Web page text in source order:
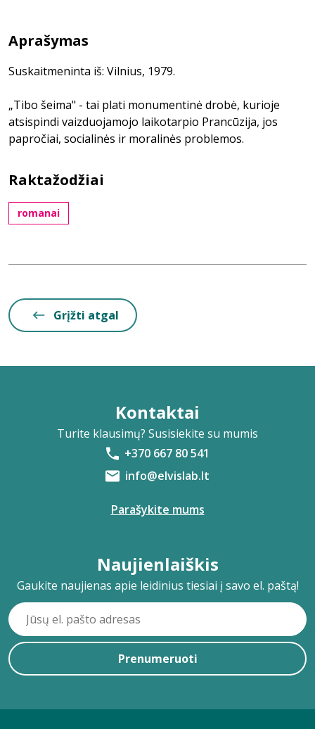
Aprašymas
Suskaitmeninta iš: Vilnius, 1979.
„Tibo šeima" - tai plati monumentinė drobė, kurioje
atsispindi vaizduojamojo laikotarpio Prancūzija, jos
papročiai, socialinės ir moralinės problemos.
Raktažodžiai
romanai
Grįžti atgal
Kontaktai
Turite klausimų? Susisiekite su mumis
+370 667 80 541
info@elvislab.lt
Parašykite mums
Naujienlaiškis
Gaukite naujienas apie leidinius tiesiai į savo el. paštą!
Prenumeruoti